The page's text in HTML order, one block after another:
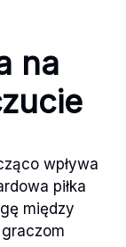
na
wpływa
piłka
między